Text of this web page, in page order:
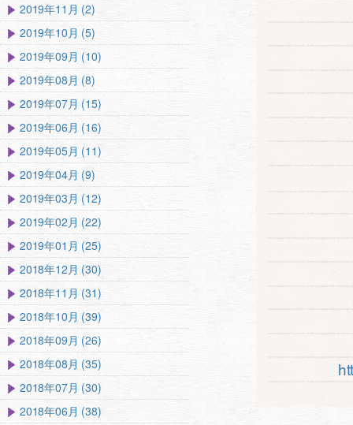
2019年11月 (2)
2019年10月 (5)
2019年09月 (10)
2019年08月 (8)
2019年07月 (15)
2019年06月 (16)
2019年05月 (11)
2019年04月 (9)
2019年03月 (12)
2019年02月 (22)
2019年01月 (25)
2018年12月 (30)
2018年11月 (31)
2018年10月 (39)
2018年09月 (26)
2018年08月 (35)
2018年07月 (30)
2018年06月 (38)